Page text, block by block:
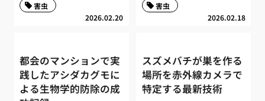
2026.02.20
害虫
2026.02.18
害虫
都会のマンションで実
践したアシダカグモに
よる生物学的防除の成
スズメバチが巣を作る
場所を赤外線カメラで
特定する最新技術